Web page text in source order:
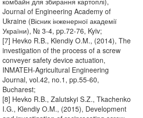
Journal of Engineering Academy of
Ukraine (Вісник інженерної академії
України), № 3-4, pp.72-76, Kyiv;
[7] Hevko R.B., Klendiy O.M., (2014), The
investigation of the process of a screw
conveyer safety device actuation,
INMATEH-Agricultural Engineering
Journal, vol.42, no.1, pp.55-60,
Bucharest;
[8] Hevko R.B., Zalutskyi S.Z., Tkachenko
I.G., Klendiy O.M., (2015), Development